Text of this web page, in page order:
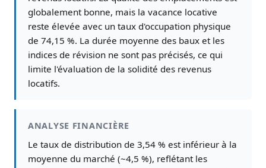
globalement bonne, mais la vacance locative
reste élevée avec un taux d'occupation physique
de 74,15 %. La durée moyenne des baux et les
indices de révision ne sont pas précisés, ce qui
limite l'évaluation de la solidité des revenus
locatifs.
ANALYSE FINANCIÈRE
Le taux de distribution de 3,54 % est inférieur à la
moyenne du marché (~4,5 %), reflétant les